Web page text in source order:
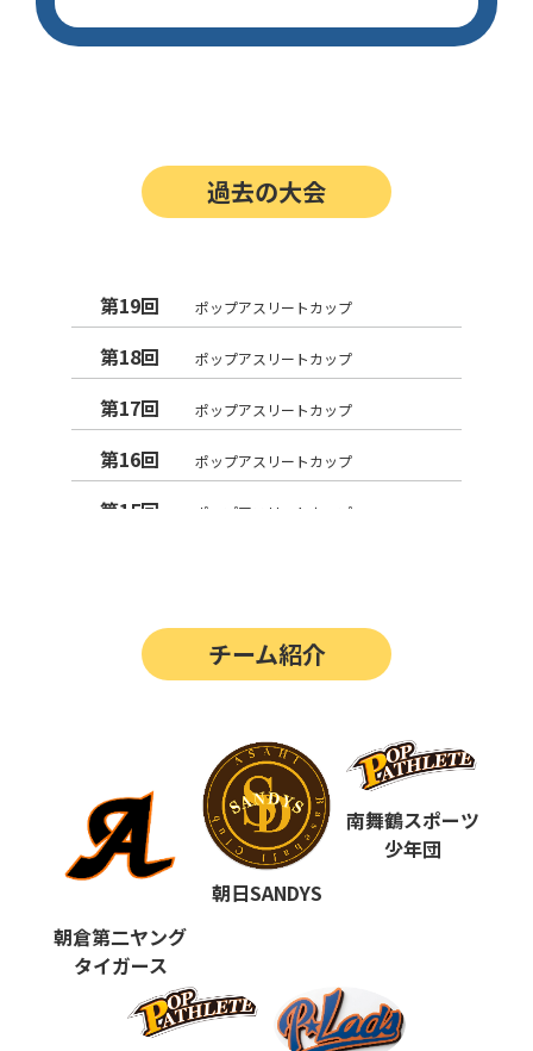
過去の大会
第19回 ポップアスリートカップ
第18回 ポップアスリートカップ
第17回 ポップアスリートカップ
第16回 ポップアスリートカップ
第15回 ポップアスリートカップ
第12回 決勝戦の動画はこちらから
ポップアスリートカップ
第10回 ポップアスリートカップ
第9回 ポップアスリートカップ
第7回
第6回 ポップアスリートカップ
チーム紹介
朝倉第二ヤング
タイガース
朝日SANDYS
南舞鶴スポーツ
少年団